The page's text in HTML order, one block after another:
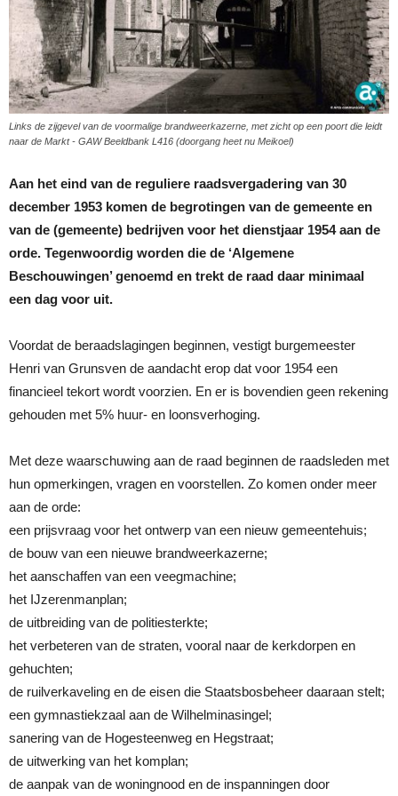
Links de zijgevel van de voormalige brandweerkazerne, met zicht op een poort die leidt
naar de Markt - GAW Beeldbank L416 (doorgang heet nu Meikoel)
Aan het eind van de reguliere raadsvergadering van 30
december 1953 komen de begrotingen van de gemeente en
van de (gemeente) bedrijven voor het dienstjaar 1954 aan de
orde. Tegenwoordig worden die de ‘Algemene
Beschouwingen’ genoemd en trekt de raad daar minimaal
een dag voor uit.
Voordat de beraadslagingen beginnen, vestigt burgemeester
Henri van Grunsven de aandacht erop dat voor 1954 een
financieel tekort wordt voorzien. En er is bovendien geen rekening
gehouden met 5% huur- en loonsverhoging.
Met deze waarschuwing aan de raad beginnen de raadsleden met
hun opmerkingen, vragen en voorstellen. Zo komen onder meer
aan de orde:
een prijsvraag voor het ontwerp van een nieuw gemeentehuis;
de bouw van een nieuwe brandweerkazerne;
het aanschaffen van een veegmachine;
het IJzerenmanplan;
de uitbreiding van de politiesterkte;
het verbeteren van de straten, vooral naar de kerkdorpen en
gehuchten;
de ruilverkaveling en de eisen die Staatsbosbeheer daaraan stelt;
een gymnastiekzaal aan de Wilhelminasingel;
sanering van de Hogesteenweg en Hegstraat;
de uitwerking van het komplan;
de aanpak van de woningnood en de inspanningen door